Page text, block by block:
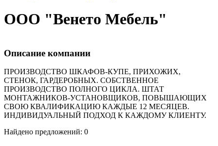
ООО "Венето Мебель"
Описание компании
ПРОИЗВОДСТВО ШКАФОВ-КУПЕ, ПРИХОЖИХ,
СТЕНОК, ГАРДЕРОБНЫХ. СОБСТВЕННОЕ
ПРОИЗВОДСТВО ПОЛНОГО ЦИКЛА. ШТАТ
МОНТАЖНИКОВ-УСТАНОВЩИКОВ, ПОВЫШАЮЩИХ
СВОЮ КВАЛИФИКАЦИЮ КАЖДЫЕ 12 МЕСЯЦЕВ.
ИНДИВИДУАЛЬНЫЙ ПОДХОД К КАЖДОМУ КЛИЕНТУ.
Найдено предложений: 0